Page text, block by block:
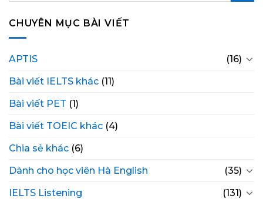
CHUYÊN MỤC BÀI VIẾT
APTIS
(16)
Bài viết IELTS khác (11)
Bài viết PET (1)
Bài viết TOEIC khác (4)
Chia sẻ khác (6)
Dành cho học viên Hà English
(35)
IELTS Listening
(131)